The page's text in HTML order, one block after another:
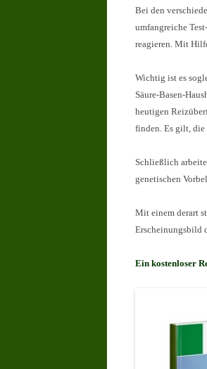
Bei den
umfangreiche
reagieren. Mit
Wichtig ist es
Säure-Basen-
heutigen
finden. Es gilt, die
Schließlich
genetischen
Mit einem derart
Erscheinungsbild
Ein kostenloser